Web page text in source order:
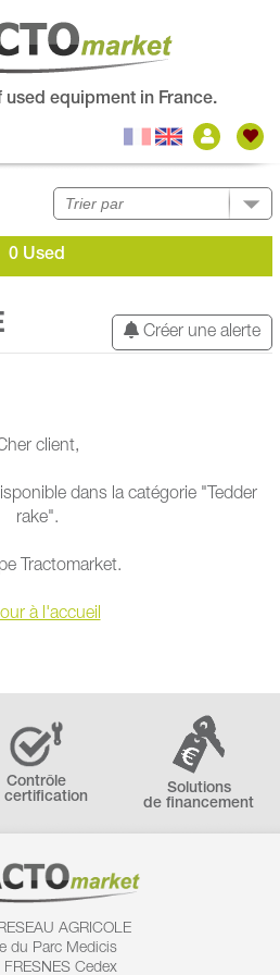
used equipment in France.
0 Used
Créer une alerte
client,
dans la catégorie "Tedder
rake".
Tractomarket.
à l'accueil
Contrôle
certification
Solutions
de financement
AGRICOLE
du Parc Medicis
Cedex